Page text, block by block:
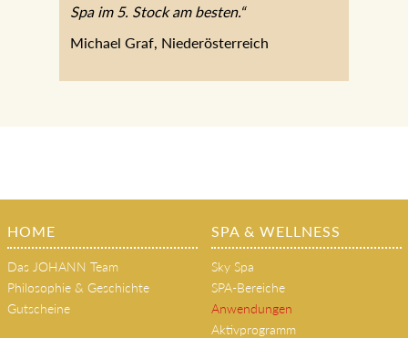
Spa im 5. Stock am besten.“
Michael Graf, Niederösterreich
HOME
Das JOHANN Team
Philosophie & Geschichte
Gutscheine
SPA & WELLNESS
Sky Spa
SPA-Bereiche
Anwendungen
Aktivprogramm